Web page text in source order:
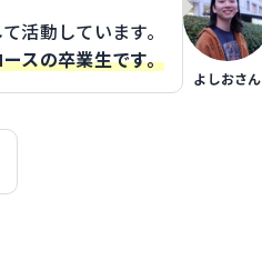
よしおさん
活動しています。
スの卒業生です。